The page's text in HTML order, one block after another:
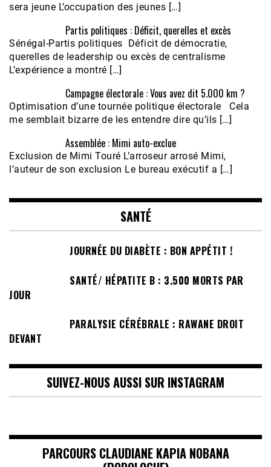
sera jeune L’occupation des jeunes […]
Partis politiques : Déficit, querelles et excès
Sénégal-Partis politiques Déficit de démocratie,
querelles de leadership ou excès de centralisme
L’expérience a montré […]
Campagne électorale : Vous avez dit 5.000 km ?
Optimisation d’une tournée politique électorale Cela
me semblait bizarre de les entendre dire qu’ils […]
Assemblée : Mimi auto-exclue
Exclusion de Mimi Touré L’arroseur arrosé Mimi,
l’auteur de son exclusion Le bureau exécutif a […]
SANTÉ
JOURNÉE DU DIABÈTE : BON APPÉTIT !
SANTÉ/ HÉPATITE B : 3.500 MORTS PAR
JOUR
PARALYSIE CÉRÉBRALE : RAWANE DROIT
DEVANT
SUIVEZ-NOUS AUSSI SUR INSTAGRAM
PARCOURS CLAUDIANE KAPIA NOBANA